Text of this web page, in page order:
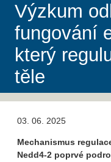
Výzkum
fungování
který
těle
03. 06. 2025
Mechanismus
Nedd4-2 poprvé